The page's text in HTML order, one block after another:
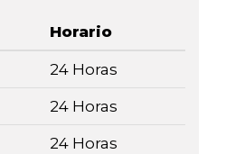
Horario
24 Horas
24 Horas
24 Horas